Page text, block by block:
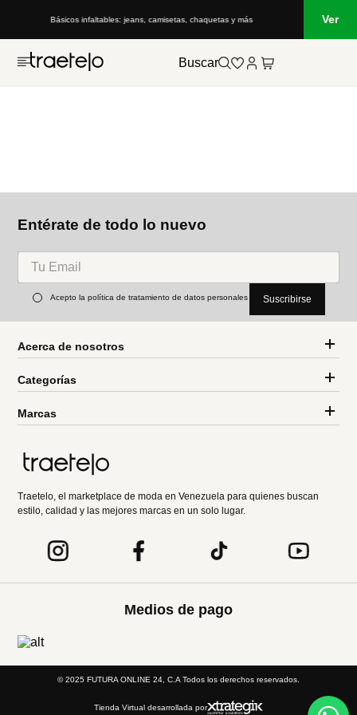
Básicos infaltables: jeans, camisetas, chaquetas y más Ver
Buscar
Entérate de todo lo nuevo
Acepto la política de tratamiento de datos personales Suscribirse
Acerca de nosotros
Categorías
Marcas
Traetelo, el marketplace de moda en Venezuela para quienes buscan
estilo, calidad y las mejores marcas en un solo lugar.
Medios de pago
© 2025 FUTURA ONLINE 24, C.A Todos los derechos reservados.
Tienda Virtual desarrollada por